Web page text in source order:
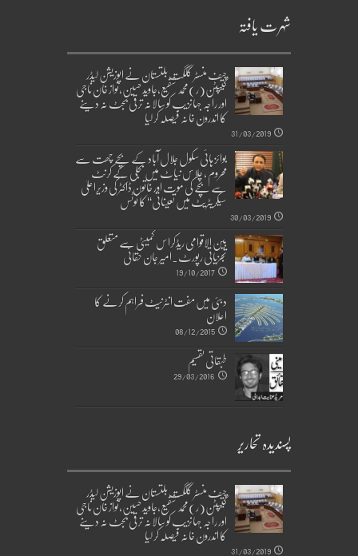
شہرت یافتہ
چیف منسٹر گلگت بلتستان نے اپوزیشن لیڈر
کیپٹن(ر)محمد شفیع،جاوید حسین،نواز خان ناجی
اور راجہ جہانزیب کو سالانہ ترقی بجٹ نہ دینے
کا اندرون خانہ فیصلہ کر لیا
31/03/2019
بوائز ہائی سکول جلال آباد کے بچے چھت سے
محروم ، چلاس نیاٹ میں بجلی کے کرنٹ
سے بچے کی موت اور خاتون ڈاکٹر کی وزیراعلیٰ
سیکریٹریٹ میں تعیناتی‘‘ کا نوٹس
30/03/2019
بین الاقوامی ریڈکراس کمیٹی سے متعلق
تجزیاتی رپورٹ۔امیر جان حقانی
19/10/2017
دبئی میں مفت انٹرنیٹ فراہم کرنے کا
اعلان
08/12/2015
طبقاتی تقسیم
29/03/2016
پسندیدہ تحاریر
چیف منسٹر گلگت بلتستان نے اپوزیشن لیڈر
کیپٹن(ر)محمد شفیع،جاوید حسین،نواز خان ناجی
اور راجہ جہانزیب کو سالانہ ترقی بجٹ نہ دینے
کا اندرون خانہ فیصلہ کر لیا
31/03/2019